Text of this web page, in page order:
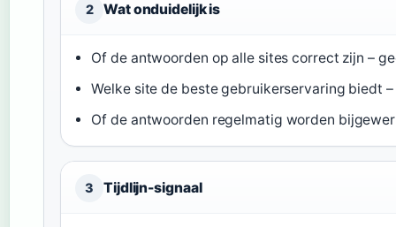
2 Wat onduidelijk is
Of de antwoorden op alle sites correct zijn –
Welke site de beste gebruikerservaring biedt
Of de antwoorden regelmatig worden
3 Tijdlijn-signaal